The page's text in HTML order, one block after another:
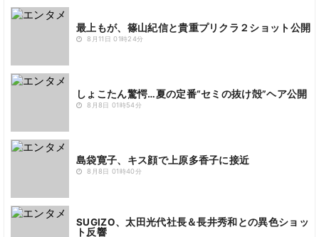
最上もが、篠山紀信と貴重プリクラ２ショット公開
8月11日 01時24分
しょこたん驚愕…夏の定番“セミの抜け殻”ヘア公開
8月8日 01時54分
島袋寛子、キス顔で上原多香子に接近
8月8日 01時40分
SUGIZO、太田光代社長＆長井秀和との異色ショッ
ト反響